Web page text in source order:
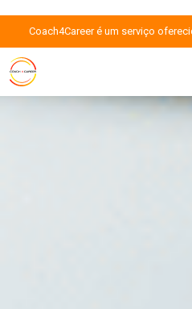
Coach4Career é um serviço